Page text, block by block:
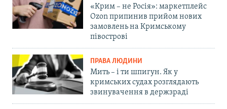
«Крим – не Росія»: маркетплейс
Ozon припинив прийом нових
замовлень на Кримському
півострові
ПРАВА ЛЮДИНИ
Мить – і ти шпигун. Як у
кримських судах розглядають
звинувачення в держзраді